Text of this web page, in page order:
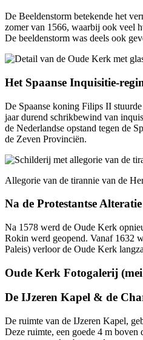
De Beelden­storm betekende het
zomer van 1566, waarbij ook veel
De beelden­storm was deels ook
Het Spaanse Inquisitie-
De Spaanse koning Filips II
jaar durend schrik­bewind van
de Neder­landse opstand tegen de
de Zeven Provinciën.
Allegorie van de tirannie van de
Na de Protestantse Alteratie
Na 1578 werd de Oude Kerk
Rokin werd geopend. Vanaf 1632
Paleis) verloor de Oude Kerk
Oude Kerk Fotogalerij
De IJzeren Kapel & de
De ruimte van de IJzeren Kapel,
Deze ruimte, een goede 4 m